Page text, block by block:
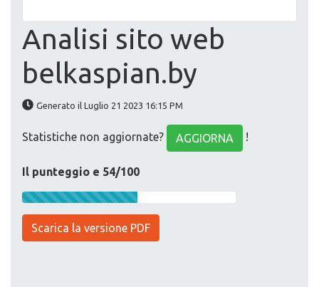
Analisi sito web
belkaspian.by
Generato il Luglio 21 2023 16:15 PM
Statistiche non aggiornate? AGGIORNA !
Il punteggio e 54/100
Scarica la versione PDF